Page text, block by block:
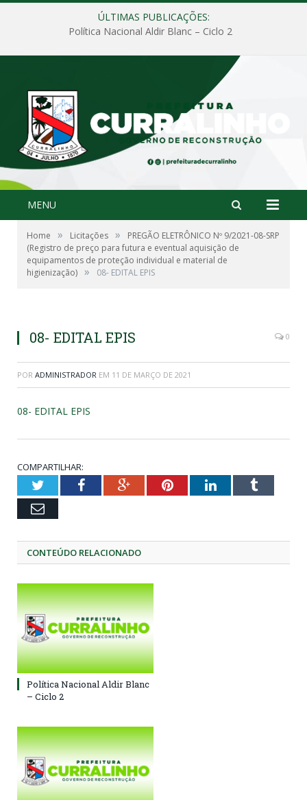
ÚLTIMAS PUBLICAÇÕES:
Política Nacional Aldir Blanc – Ciclo 2
MENU
Home » Licitações »
PREGÃO ELETRÔNICO Nº 9/2021-08-SRP
(Registro de preço para futura e eventual aquisição de
equipamentos de proteção individual e material de
higienização) » 08- EDITAL EPIS
08- EDITAL EPIS 0
POR ADMINISTRADOR EM 11 DE MARÇO DE 2021
08- EDITAL EPIS
COMPARTILHAR:
TwitterFacebookGoogle+PinterestLinkedInTumblr
Email
CONTEÚDO RELACIONADO
Política Nacional Aldir Blanc
– Ciclo 2